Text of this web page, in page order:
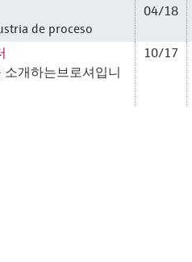
de proceso
04/18
개하는브로셔입니
10/17